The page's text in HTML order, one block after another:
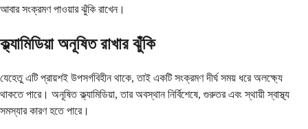
আবার সংক্রমণ পাওয়ার ঝুঁকি রাখেন।
ক্ল্যামিডিয়া অনূষিত রাখার ঝুঁকি
যেহেতু এটি প্রায়শই উপসর্গবিহীন থাকে, তাই একটি সংক্রমণ দীর্ঘ সময় ধরে অলক্ষ্যে
থাকতে পারে। অনূষিত ক্ল্যামিডিয়া, তার অবস্থান নির্বিশেষে, গুরুতর এবং স্থায়ী স্বাস্থ্য
সমস্যার কারণ হতে পারে।